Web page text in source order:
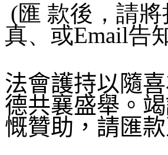
(匯 款後，請
真、或Email告
法會護持以隨
德共襄盛舉。
慨贊助，請匯